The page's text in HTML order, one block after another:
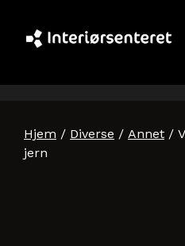
innhold
Hjem / Diverse / Annet /
jern